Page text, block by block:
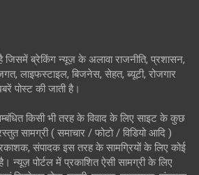
जिसमें ब्रेकिंग न्यूज़ के अलावा राजनीति, प्रशासन,
लाइफस्टाइल, बिजनेस, सेहत, ब्यूटी, रोजगार
पोस्ट की जाती है।
किसी भी तरह के विवाद के लिए साइट के कुछ
सामग्री ( समाचार / फोटो / विडियो आदि )
संपादक इस तरह के सामग्रियों के लिए कोई
न्यूज़ पोर्टल में प्रकाशित ऐसी सामग्री के लिए